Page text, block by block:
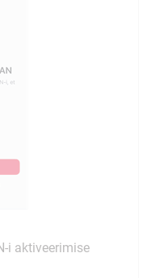
i aktiveerimise